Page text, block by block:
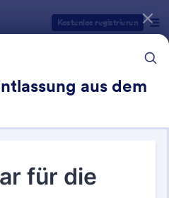
Kostenlos registrieren
aus dem